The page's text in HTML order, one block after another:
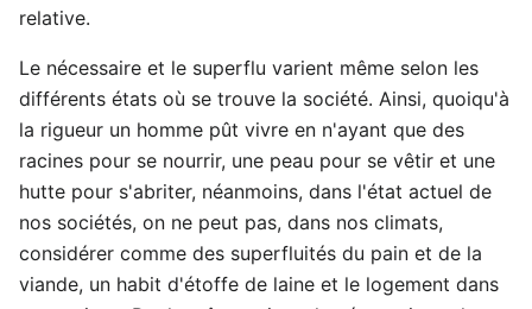
relative.
Le nécessaire et le superflu varient même selon les
différents états où se trouve la société. Ainsi, quoiqu'à
la rigueur un homme pût vivre en n'ayant que des
racines pour se nourrir, une peau pour se vêtir et une
hutte pour s'abriter, néanmoins, dans l'état actuel de
nos sociétés, on ne peut pas, dans nos climats,
considérer comme des superfluités du pain et de la
viande, un habit d'étoffe de laine et le logement dans